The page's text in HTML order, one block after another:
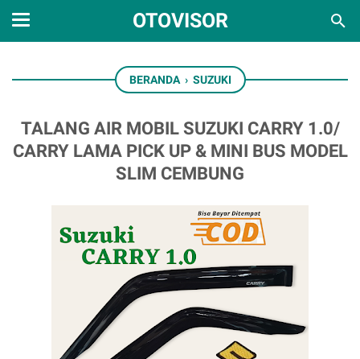
OTOVISOR
BERANDA › SUZUKI
TALANG AIR MOBIL SUZUKI CARRY 1.0/
CARRY LAMA PICK UP & MINI BUS MODEL
SLIM CEMBUNG